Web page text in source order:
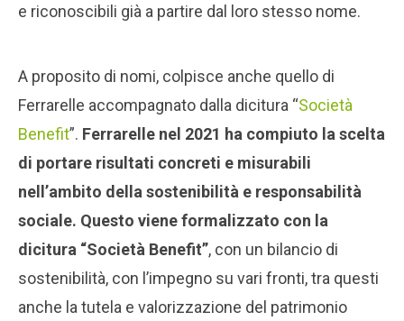
e riconoscibili già a partire dal loro stesso nome.
A proposito di nomi, colpisce anche quello di
Ferrarelle accompagnato dalla dicitura “Società
Benefit”. Ferrarelle nel 2021 ha compiuto la scelta
di portare risultati concreti e misurabili
nell’ambito della sostenibilità e responsabilità
sociale. Questo viene formalizzato con la
dicitura “Società Benefit”, con un bilancio di
sostenibilità, con l’impegno su vari fronti, tra questi
anche la tutela e valorizzazione del patrimonio